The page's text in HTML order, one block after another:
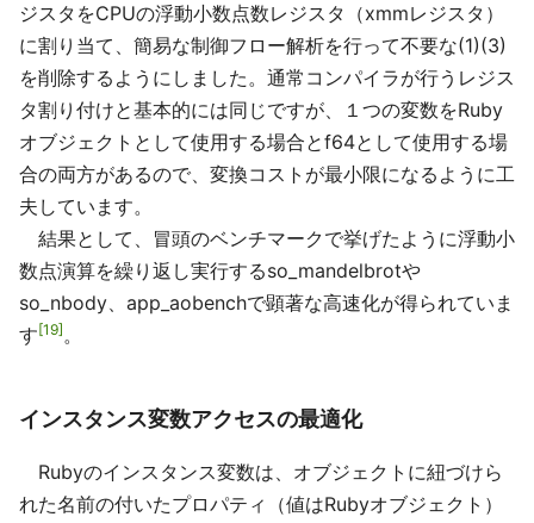
ジスタをCPUの浮動小数点数レジスタ（xmmレジスタ）
に割り当て、簡易な制御フロー解析を行って不要な(1)(3)
を削除するようにしました。通常コンパイラが行うレジス
タ割り付けと基本的には同じですが、１つの変数をRuby
オブジェクトとして使用する場合とf64として使用する場
合の両方があるので、変換コストが最小限になるように工
夫しています。
結果として、冒頭のベンチマークで挙げたように浮動小
数点演算を繰り返し実行するso_mandelbrotや
so_nbody、app_aobenchで顕著な高速化が得られていま
す 19 。
インスタンス変数アクセスの最適化
Rubyのインスタンス変数は、オブジェクトに紐づけら
れた名前の付いたプロパティ（値はRubyオブジェクト）